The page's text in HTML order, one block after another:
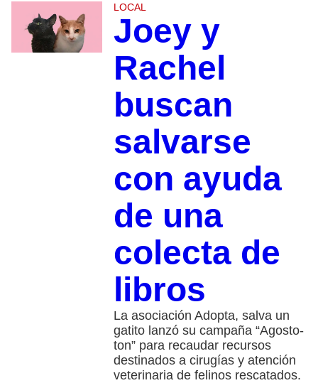
LOCAL
Joey y
Rachel
buscan
salvarse
con ayuda
de una
colecta de
libros
La asociación Adopta, salva un
gatito lanzó su campaña “Agosto-
ton” para recaudar recursos
destinados a cirugías y atención
veterinaria de felinos rescatados.